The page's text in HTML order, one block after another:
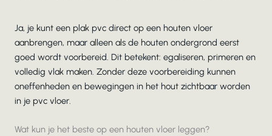
Ja, je kunt een plak pvc direct op een houten vloer
aanbrengen, maar alleen als de houten ondergrond eerst
goed wordt voorbereid. Dit betekent: egaliseren, primeren en
volledig vlak maken. Zonder deze voorbereiding kunnen
oneffenheden en bewegingen in het hout zichtbaar worden
in je pvc vloer.
Wat kun je het beste op een houten vloer leggen?